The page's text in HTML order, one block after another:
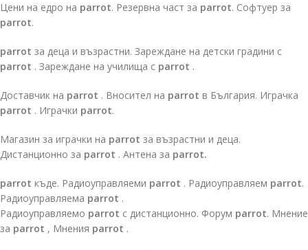
Цени на едро на parrot. Резервна част за parrot. Софтуер за
parrot.
parrot за деца и възрастни. Зареждане на детски градини с
parrot . Зареждане на училища с parrot .
Доставчик на parrot . Вносител на parrot в България. Играчка
parrot . Играчки parrot.
Магазин за играчки на parrot за възрастни и деца.
Дистанционно за parrot . Антена за parrot.
parrot къде. Радиоуправляеми parrot . Радиоуправляем parrot.
Радиоуправляема parrot .
Радиоуправляемо parrot с дистанционно. Форум parrot. Мнение
за parrot , Мнения parrot .